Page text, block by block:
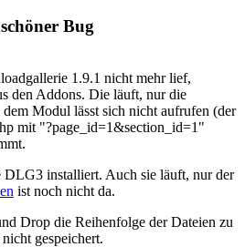
Bug
1.9.1 nicht mehr lief,
den Addons. Die läuft, nur die
Modul lässt sich nicht aufrufen (der
mit "?page_id=1&section_id=1"
DLG3 installiert. Auch sie läuft, nur der
ist noch nicht da.
Drop die Reihenfolge der Dateien zu
gespeichert.